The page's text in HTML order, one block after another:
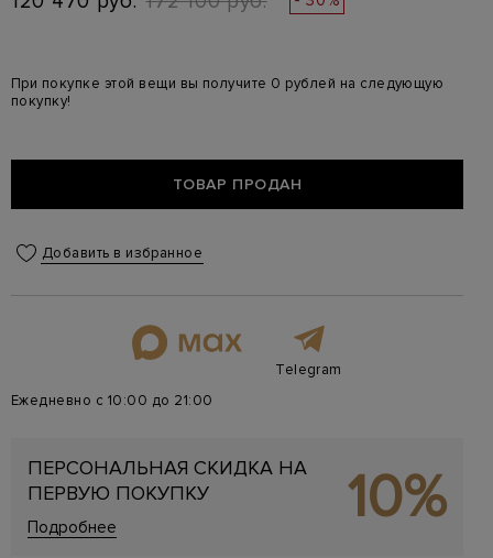
При покупке этой вещи вы получите 0 рублей на следующую
покупку!
ТОВАР ПРОДАН
Добавить в избранное
Telegram
Ежедневно с 10:00 до 21:00
ПЕРСОНАЛЬНАЯ СКИДКА НА
ПЕРВУЮ ПОКУПКУ
Подробнее 10%